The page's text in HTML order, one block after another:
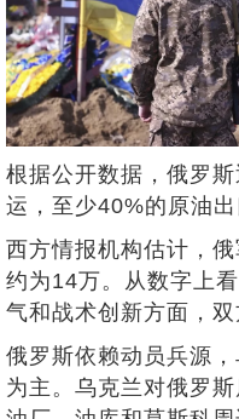
根据公开数据，俄罗
运，至少40%的原油出
西方情报机构估计，
约为14万。从数字上
气和战术创新方面，双
俄罗斯依赖动员兵源
为主。乌克兰对俄罗